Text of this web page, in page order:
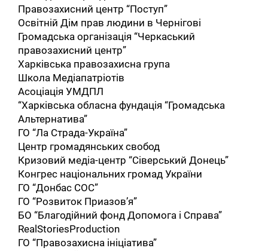
Правозахисний центр “Поступ”
Освітній Дім прав людини в Чернігові
Громадська організація “Черкаський
правозахисний центр”
Харківська правозахисна група
Школа Медіапатріотів
Асоціація УМДПЛ
“Харківська обласна фундація “Громадська
Альтернатива”
ГО “Ла Страда-Україна”
Центр громадянських свобод
Кризовий медіа-центр “Сіверський Донець”
Конгрес національних громад України
ГО “Донбас СОС”
ГО “Розвиток Приазов’я”
БО “Благодійний фонд Допомога і Справа”
RealStoriesProduction
ГО “Правозахисна ініціатива”